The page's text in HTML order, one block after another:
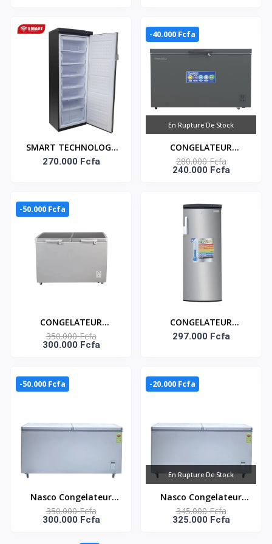
FC-55DD4HA
Paniers - 450Lt Net -
220-240V
SMART TECHNOLOGY
Congélateur Vertical 7
270.000 Fcfa
-40.000 Fcfa
En Rupture De Stock
CONGELATEUR
HORIZONTAL UNE
PORTE GRIS AVEC
600WA-DS
280.000 Fcfa
240.000 Fcfa
-50.000 Fcfa
CONGELATEUR
HORIZONTAL 519L -
DEUX PORTES - NAS-
350.000 Fcfa
300.000 Fcfa
CONGELATEUR
DEBOUT 7 TIROIRS 350
297.000 Fcfa
-50.000 Fcfa
Nasco Congelateur
Horizontal - NAS-
800FL-DD-DS - Dark
Silver - 2 Portes - 2
350.000 Fcfa
300.000 Fcfa
-20.000 Fcfa
En Rupture De Stock
Nasco Congelateur
Horizontal - NAS-
800FL-DD-DS - Dark
345.000 Fcfa
325.000 Fcfa